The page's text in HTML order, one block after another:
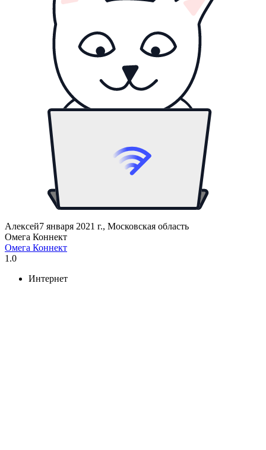
Алексей7 января 2021 г., Московская область
Омега Коннект
Омега Коннект
1.0
Интернет